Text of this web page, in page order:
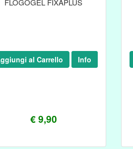
FLOGOGEL FIXAPLUS
€ 9,90
al Carrello Info